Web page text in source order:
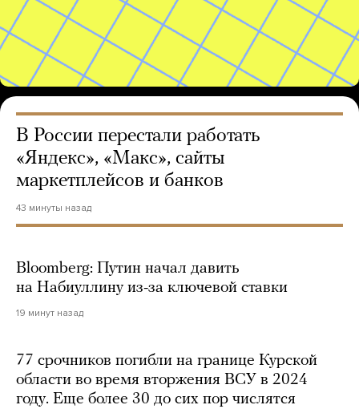
В России перестали работать
«Яндекс», «Макс», сайты
маркетплейсов и банков
43 минуты назад
Bloomberg: Путин начал давить
на Набиуллину из-за ключевой ставки
19 минут назад
77 срочников погибли на границе Курской
области во время вторжения ВСУ в 2024
году. Еще более 30 до сих пор числятся